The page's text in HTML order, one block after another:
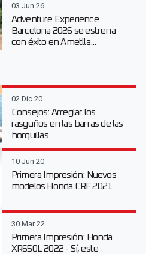
03 Jun 26
Adventure Experience
Barcelona 2026 se estrena
con éxito en Ametlla...
02 Dic 20
Consejos: Arreglar los
rasguños en las barras de las
horquillas
10 Jun 20
Primera Impresión: Nuevos
modelos Honda CRF 2021
30 Mar 22
Primera Impresión: Honda
XR650L 2022 - Sí, este